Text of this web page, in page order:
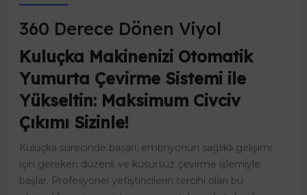
360 Derece Dönen Viyol
Kuluçka Makinenizi Otomatik
Yumurta Çevirme Sistemi ile
Yükseltin: Maksimum Civciv
Çıkımı Sizinle!
Kuluçka sürecinde başarı, embriyonun sağlıklı gelişimi
için gereken düzenli ve kusursuz çevirme işlemiyle
başlar. Profesyonel yetiştiricilerin tercihi olan bu